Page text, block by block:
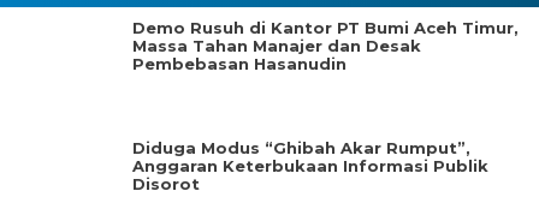
Demo Rusuh di Kantor PT Bumi Aceh Timur,
Massa Tahan Manajer dan Desak
Pembebasan Hasanudin
Diduga Modus “Ghibah Akar Rumput”,
Anggaran Keterbukaan Informasi Publik
Disorot